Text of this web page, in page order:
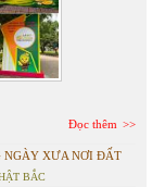
Đọc thêm
NGÀY XƯA NƠI ĐẤT
BẮC